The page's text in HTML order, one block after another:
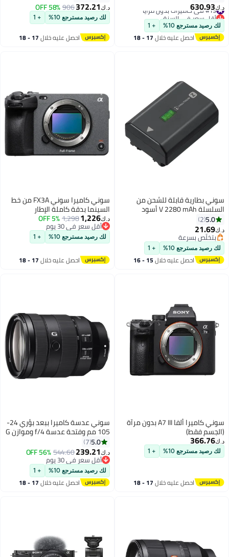
SEL70200GM2
د.ك‏630.93
#19 في كاميرات بدون مرايا
أقل سعر في السنة
#19 في كاميرات بدون مرايا
لك رصيد مسترجع 10% + 1
احصل عليه خلال 17 - 18
خاصيتي الواي فاي والبلوتوث
المدمجتين
د.ك‏372.21
906
58% OFF
لك رصيد مسترجع 10% + 1
احصل عليه خلال 17 - 18
سوني بطارية قابلة للشحن من
السلسلة V 2280 mAh أسود
5.0
2
د.ك‏21.69
بتخلّص بسرعة
بتخلّص بسرعة
لك رصيد مسترجع 10% + 1
احصل عليه خلال 15 - 16
سوني كاميرا سوني FX3A من خط
السينما بدقة كاملة الإطار
د.ك‏1,226
1,298
5% OFF
أقل سعر في 30 يوم
أقل سعر في 30 يوم
لك رصيد مسترجع 10% + 1
احصل عليه خلال 17 - 18
سوني كاميرا ألفا A7 III بدون مرآة
(الجسم فقط)
د.ك‏366.76
لك رصيد مسترجع 10% + 1
احصل عليه خلال 17 - 18
سوني عدسة كاميرا ببعد بؤري 24-
105 مم وفتحة عدسة f/4 وموازن G
OSS طراز SEL24105G أسود5.0
7
د.ك‏239.21
544.60
56% OFF
أقل سعر في 30 يوم
أقل سعر في 30 يوم
لك رصيد مسترجع 10% + 1
احصل عليه خلال 17 - 18